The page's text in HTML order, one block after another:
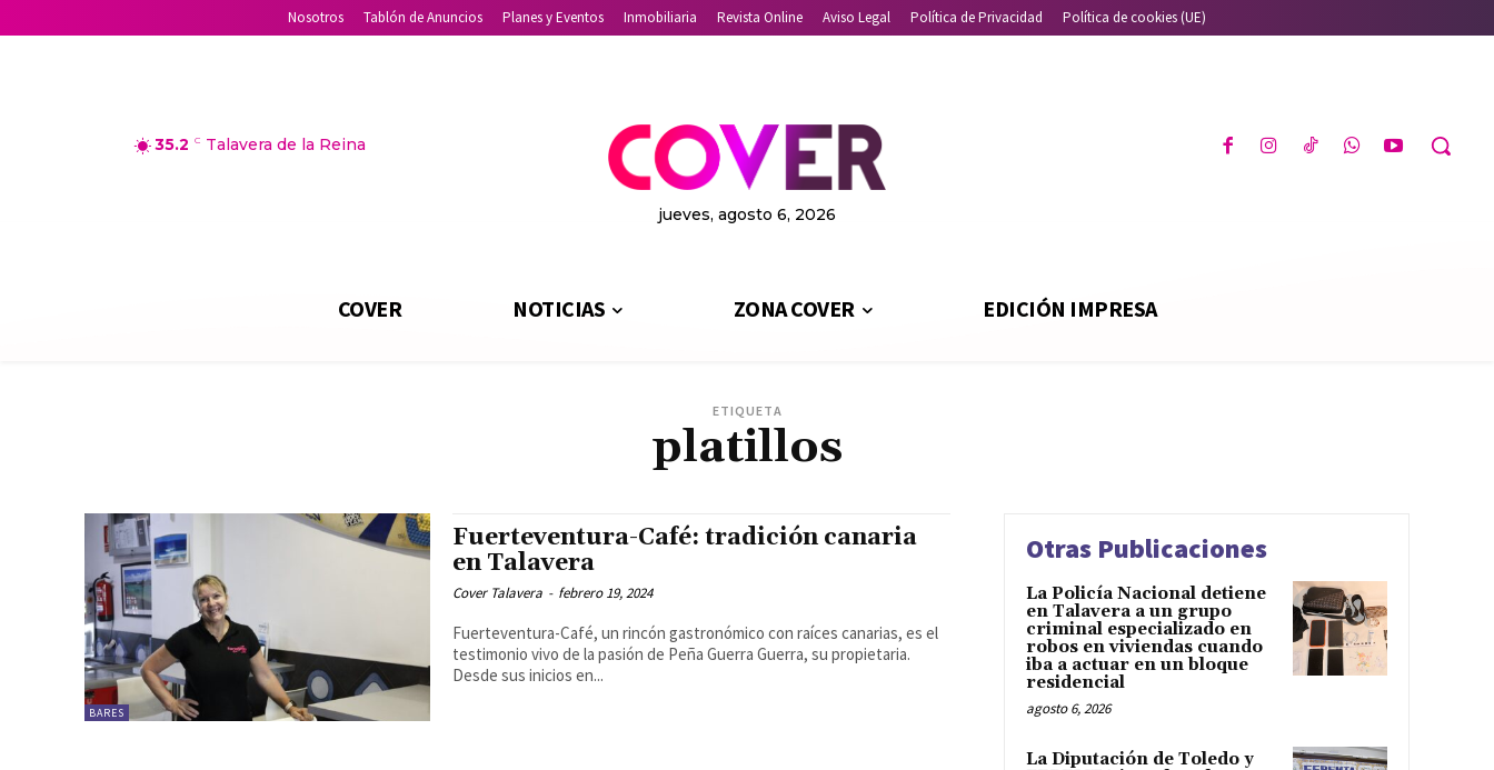
Nosotros Tablón de Anuncios Planes y Eventos Inmobiliaria Revista Online Aviso Legal Política de Privacidad Política de cookies (UE)
35.2 C Talavera de la Reina
jueves, agosto 6, 2026
COVER NOTICIAS ZONA COVER EDICIÓN IMPRESA
ETIQUETA
platillos
BARES
Fuerteventura-Café: tradición canaria
en Talavera
Cover Talavera - febrero 19, 2024
Fuerteventura-Café, un rincón gastronómico con raíces canarias, es el
testimonio vivo de la pasión de Peña Guerra Guerra, su propietaria.
Desde sus inicios en...
Otras Publicaciones
La Policía Nacional detiene
en Talavera a un grupo
criminal especializado en
robos en viviendas cuando
iba a actuar en un bloque
residencial
agosto 6, 2026
La Diputación de Toledo y